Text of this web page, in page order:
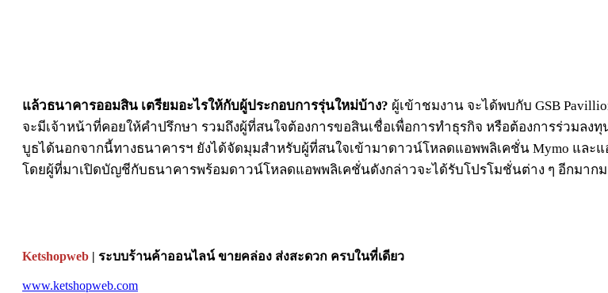
แล้วธนาคารออมสิน เตรียมอะไรให้กับผู้ประกอบการรุ่นใหม่บ้าง? ผู้เข้าชมงาน จะได้พบกับ GSB
จะมีเจ้าหน้าที่คอยให้คำปรึกษา รวมถึงผู้ที่สนใจต้องการขอสินเชื่อเพื่อการทำธุรกิจ หรือต้องการร่วมลง
บูธได้นอกจากนี้ทางธนาคารฯ ยังได้จัดมุมสำหรับผู้ที่สนใจเข้ามาดาวน์โหลดแอพพลิเคชั่น Mymo และ
โดยผู้ที่มาเปิดบัญชีกับธนาคารพร้อมดาวน์โหลดแอพพลิเคชั่นดังกล่าวจะได้รับโปรโมชั่นต่าง ๆ อีกมาก
Ketshopweb | ระบบร้านค้าออนไลน์ ขายคล่อง ส่งสะดวก ครบในที่เดียว
www.ketshopweb.com